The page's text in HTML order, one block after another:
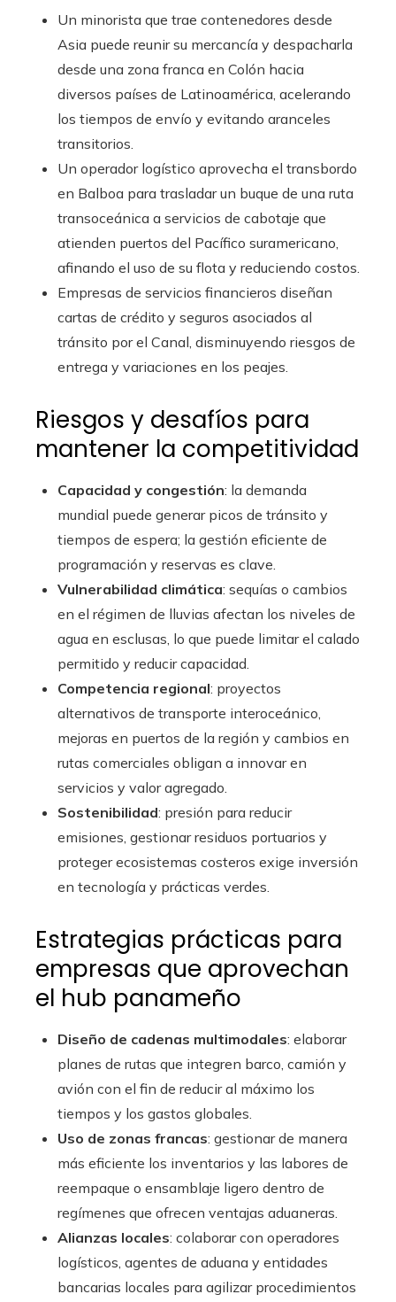
Un minorista que trae contenedores desde
Asia puede reunir su mercancía y despacharla
desde una zona franca en Colón hacia
diversos países de Latinoamérica, acelerando
los tiempos de envío y evitando aranceles
transitorios.
Un operador logístico aprovecha el transbordo
en Balboa para trasladar un buque de una ruta
transoceánica a servicios de cabotaje que
atienden puertos del Pacífico suramericano,
afinando el uso de su flota y reduciendo costos.
Empresas de servicios financieros diseñan
cartas de crédito y seguros asociados al
tránsito por el Canal, disminuyendo riesgos de
entrega y variaciones en los peajes.
Riesgos y desafíos para
mantener la competitividad
Capacidad y congestión: la demanda
mundial puede generar picos de tránsito y
tiempos de espera; la gestión eficiente de
programación y reservas es clave.
Vulnerabilidad climática: sequías o cambios
en el régimen de lluvias afectan los niveles de
agua en esclusas, lo que puede limitar el calado
permitido y reducir capacidad.
Competencia regional: proyectos
alternativos de transporte interoceánico,
mejoras en puertos de la región y cambios en
rutas comerciales obligan a innovar en
servicios y valor agregado.
Sostenibilidad: presión para reducir
emisiones, gestionar residuos portuarios y
proteger ecosistemas costeros exige inversión
en tecnología y prácticas verdes.
Estrategias prácticas para
empresas que aprovechan
el hub panameño
Diseño de cadenas multimodales: elaborar
planes de rutas que integren barco, camión y
avión con el fin de reducir al máximo los
tiempos y los gastos globales.
Uso de zonas francas: gestionar de manera
más eficiente los inventarios y las labores de
reempaque o ensamblaje ligero dentro de
regímenes que ofrecen ventajas aduaneras.
Alianzas locales: colaborar con operadores
logísticos, agentes de aduana y entidades
bancarias locales para agilizar procedimientos